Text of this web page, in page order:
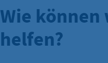
Wie können
helfen?